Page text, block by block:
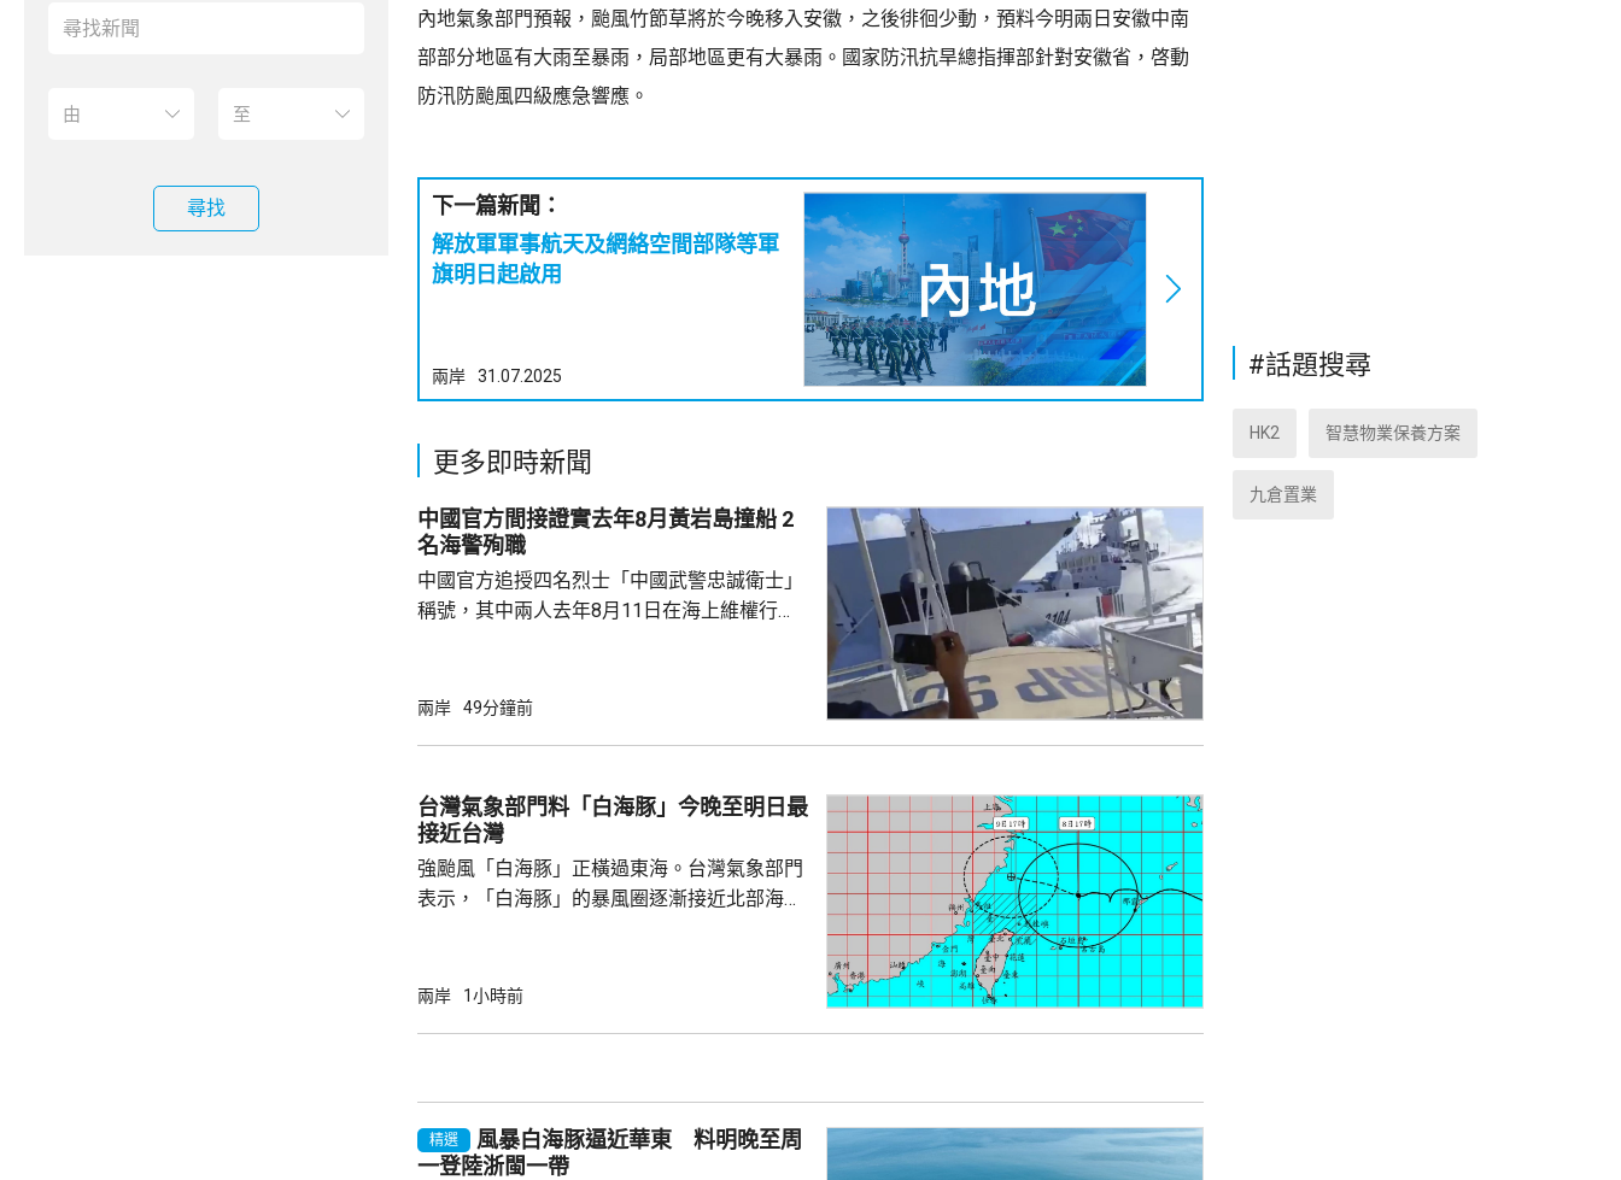
尋找
內地氣象部門預報，颱風竹節草將於今晚移入安徽，之後徘徊少動，預料今明兩日安徽中南
部部分地區有大雨至暴雨，局部地區更有大暴雨。國家防汛抗旱總指揮部針對安徽省，啓動
防汛防颱風四級應急響應。
下一篇新聞：
解放軍軍事航天及網絡空間部隊等軍
旗明日起啟用
兩岸 31.07.2025
更多即時新聞
中國官方間接證實去年8月黃岩島撞船 2
名海警殉職
中國官方追授四名烈士「中國武警忠誠衛士」
稱號，其中兩人去年8月11日在海上維權行動
意味中國時隔一年首次間接證實撞船事件造成
去年8月11日參與南海一線維權行動犧牲，被
追記一等功。25歲的程龍同日在海上維權行動
中不幸犧牲，同樣追記一等功。...
兩岸 49分鐘前
台灣氣象部門料「白海豚」今晚至明日最
接近台灣
強颱風「白海豚」正橫過東海。台灣氣象部門
表示，「白海豚」的暴風圈逐漸接近北部海
台灣，中部山區及北部預料有豪雨，新北市山
兩岸 1小時前
精選
風暴白海豚逼近華東 料明晚至周
一登陸浙閩一帶
#話題搜尋
HK2 智慧物業保養方案
九倉置業